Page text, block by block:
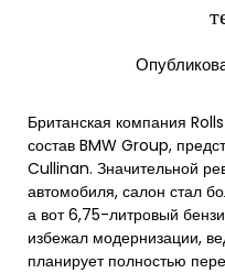
Британская компания
состав BMW Group,
Cullinan. Значительной
автомобиля, салон стал
а вот 6,75-литровый
избежал модернизации,
планирует полностью